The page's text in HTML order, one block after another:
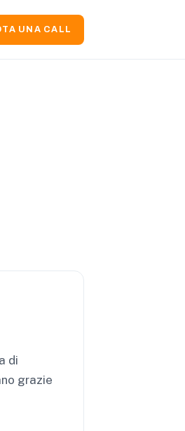
UNA CALL
di
grazie